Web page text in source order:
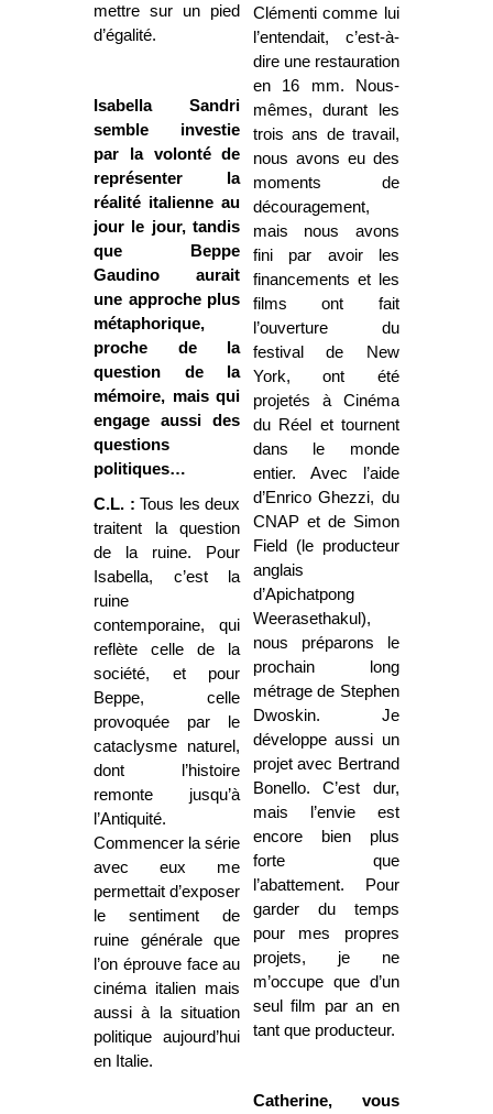
mettre sur un pied
d’égalité.
Isabella Sandri
semble investie
par la volonté de
représenter la
réalité italienne au
jour le jour, tandis
que Beppe
Gaudino aurait
une approche plus
métaphorique,
proche de la
question de la
mémoire, mais qui
engage aussi des
questions
politiques…
C.L. : Tous les deux
traitent la question
de la ruine. Pour
Isabella, c’est la
ruine
contemporaine, qui
reflète celle de la
société, et pour
Beppe, celle
provoquée par le
cataclysme naturel,
dont l’histoire
remonte jusqu’à
l’Antiquité.
Commencer la série
avec eux me
permettait d’exposer
le sentiment de
ruine générale que
l’on éprouve face au
cinéma italien mais
aussi à la situation
politique aujourd’hui
en Italie.
Clémenti comme lui
l’entendait, c’est-à-
dire une restauration
en 16 mm. Nous-
mêmes, durant les
trois ans de travail,
nous avons eu des
moments de
découragement,
mais nous avons
fini par avoir les
financements et les
films ont fait
l’ouverture du
festival de New
York, ont été
projetés à Cinéma
du Réel et tournent
dans le monde
entier. Avec l’aide
d’Enrico Ghezzi, du
CNAP et de Simon
Field (le producteur
anglais
d’Apichatpong
Weerasethakul),
nous préparons le
prochain long
métrage de Stephen
Dwoskin. Je
développe aussi un
projet avec Bertrand
Bonello. C’est dur,
mais l’envie est
encore bien plus
forte que
l’abattement. Pour
garder du temps
pour mes propres
projets, je ne
m’occupe que d’un
seul film par an en
tant que producteur.
Catherine, vous